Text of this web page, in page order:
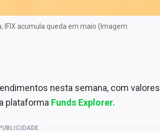
IFIX acumula queda em maio (Imagem:
nesta semana, com valores
plataforma Funds Explorer.